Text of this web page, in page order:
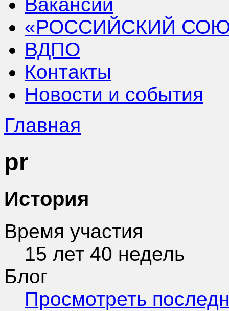
«РОССИЙСКИЙ
ВДПО
Контакты
Новости и события
Главная
pr
История
Время участия
15 лет 40 недель
Блог
Просмотреть